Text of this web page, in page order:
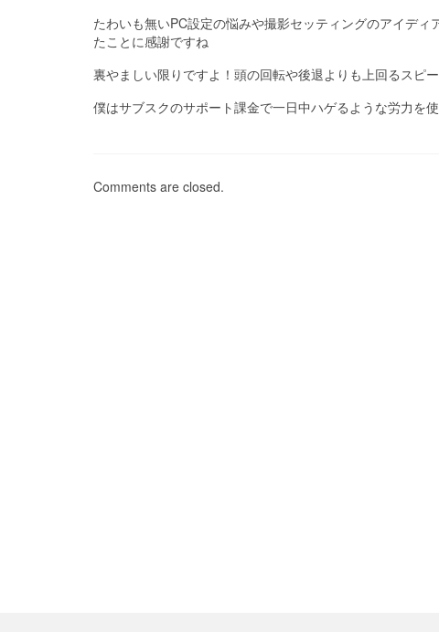
たわいも無いPC設定の悩みや撮影セッティングのアイデ
たことに感謝ですね
裏やましい限りですよ！頭の回転や後退よりも上回るスピ
僕はサブスクのサポート課金で一日中ハゲるような労力を
Comments are closed.